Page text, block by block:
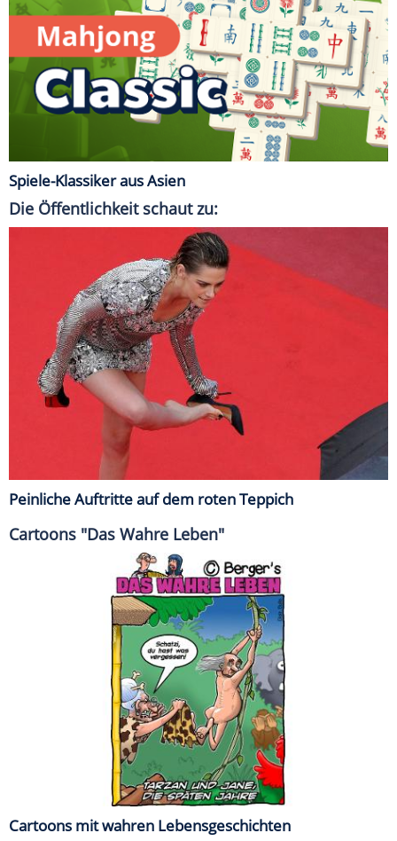
Spiele-Klassiker aus Asien
Die Öffentlichkeit schaut zu:
Peinliche Auftritte auf dem roten Teppich
Cartoons "Das Wahre Leben"
Cartoons mit wahren Lebensgeschichten